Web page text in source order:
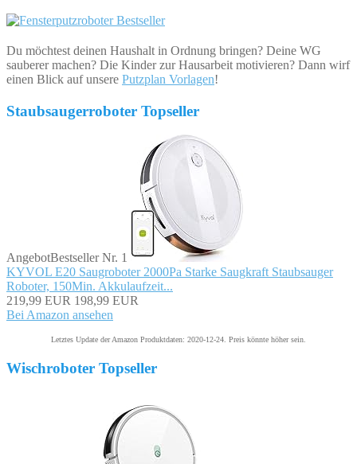
Du möchtest deinen Haushalt in Ordnung bringen? Deine WG
sauberer machen? Die Kinder zur Hausarbeit motivieren? Dann wirf
einen Blick auf unsere Putzplan Vorlagen!
Staubsaugerroboter Topseller
AngebotBestseller Nr. 1
KYVOL E20 Saugroboter 2000Pa Starke Saugkraft Staubsauger
Roboter, 150Min. Akkulaufzeit...
219,99 EUR 198,99 EUR
Bei Amazon ansehen
Letztes Update der Amazon Produktdaten: 2020-12-24. Preis könnte höher sein.
Wischroboter Topseller